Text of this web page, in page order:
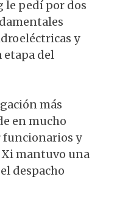
le pedí por dos
y
etapa del
más
en mucho
y
mantuvo una
despacho